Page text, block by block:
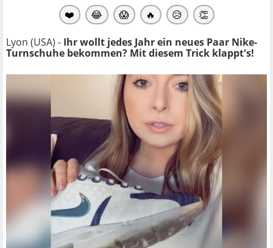
❤️ 😂 😱 🔥 😥 👏
Lyon (USA) - Ihr wollt jedes Jahr ein neues Paar Nike-
Turnschuhe bekommen? Mit diesem Trick klappt's!